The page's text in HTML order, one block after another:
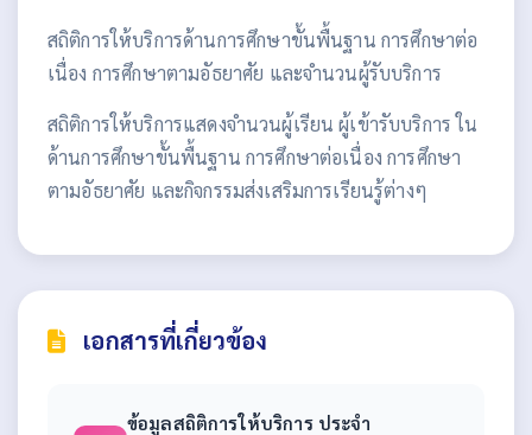
สถิติการให้บริการด้านการศึกษาขั้นพื้นฐาน การศึกษาต่อ
เนื่อง การศึกษาตามอัธยาศัย และจำนวนผู้รับบริการ
สถิติการให้บริการแสดงจำนวนผู้เรียน ผู้เข้ารับบริการ ใน
ด้านการศึกษาขั้นพื้นฐาน การศึกษาต่อเนื่อง การศึกษา
ตามอัธยาศัย และกิจกรรมส่งเสริมการเรียนรู้ต่างๆ
เอกสารที่เกี่ยวข้อง
ข้อมูลสถิติการให้บริการ ประจำ